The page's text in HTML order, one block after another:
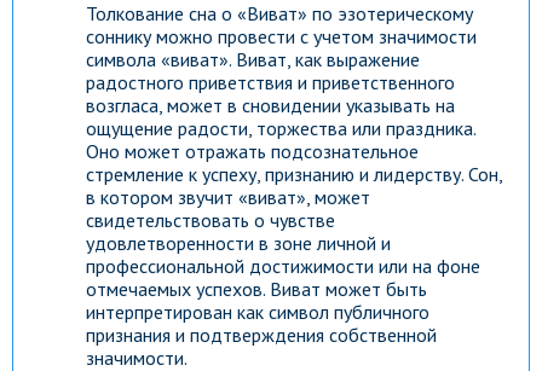
Толкование сна о «Виват» по эзотерическому
соннику можно провести с учетом значимости
символа «виват». Виват, как выражение
радостного приветствия и приветственного
возгласа, может в сновидении указывать на
ощущение радости, торжества или праздника.
Оно может отражать подсознательное
стремление к успеху, признанию и лидерству. Сон,
в котором звучит «виват», может
свидетельствовать о чувстве
удовлетворенности в зоне личной и
профессиональной достижимости или на фоне
отмечаемых успехов. Виват может быть
интерпретирован как символ публичного
признания и подтверждения собственной
значимости.